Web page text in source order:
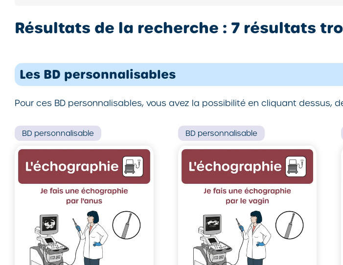
Résultats de la recherche : 7 résultats
Les BD personnalisables
Pour ces BD personnalisables, vous avez la possibilité en cliquant dessus,
BD personnalisable BD personnalisable